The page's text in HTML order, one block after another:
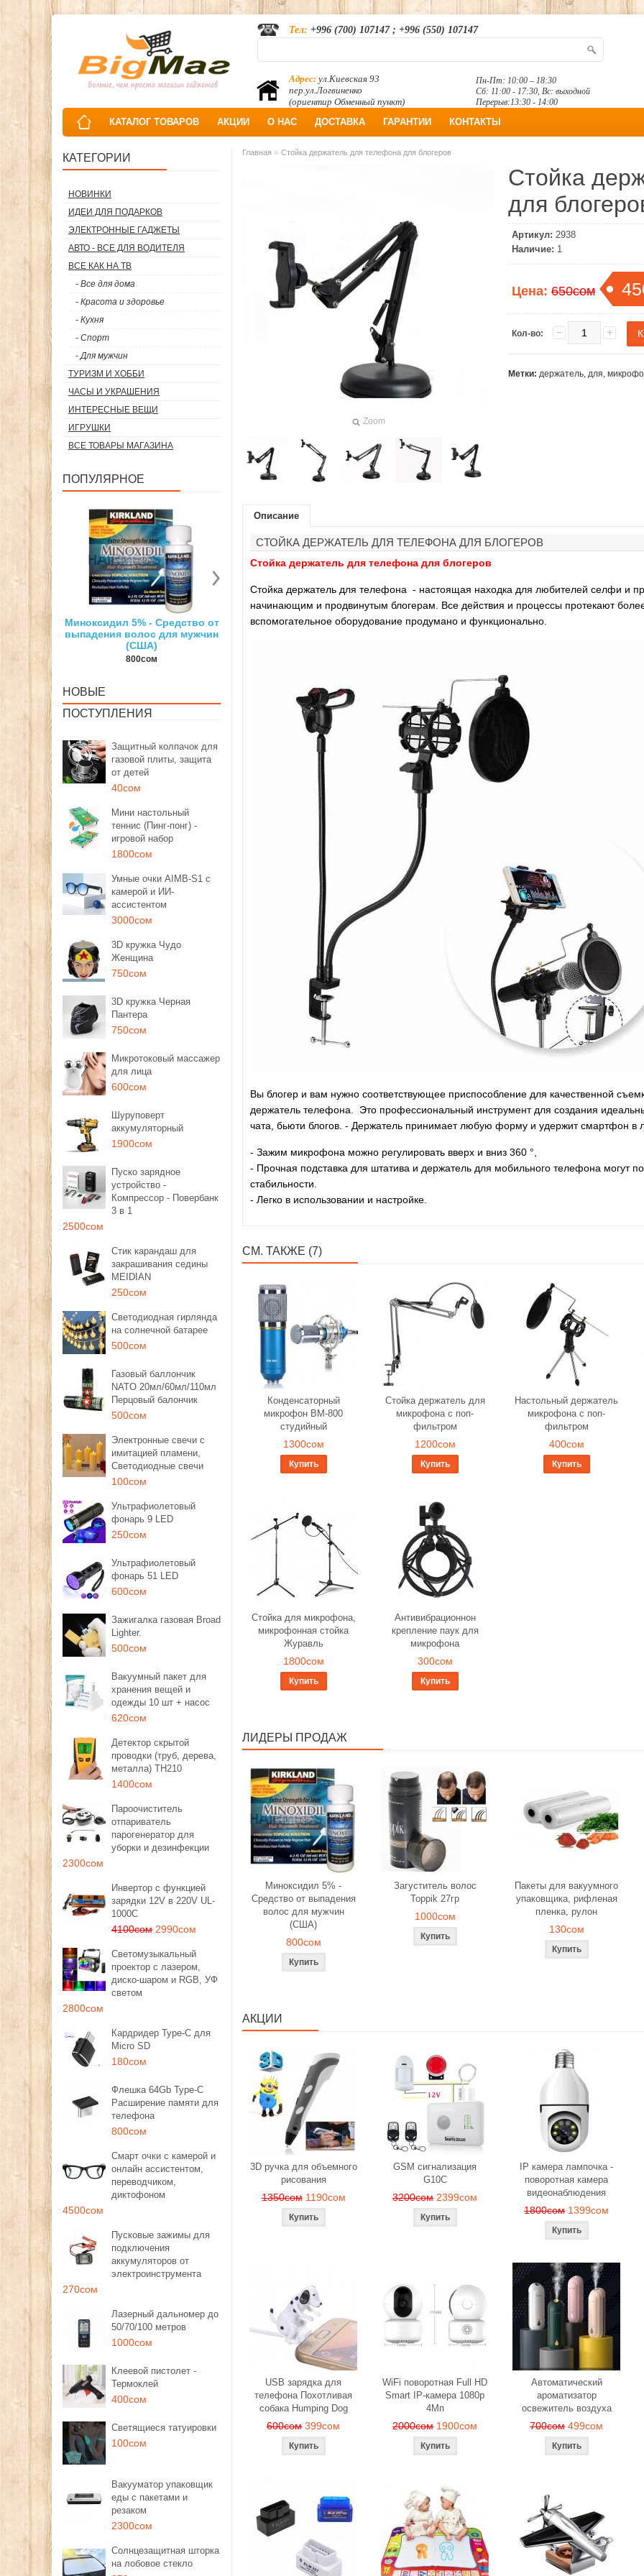
Адрес: ул.Киевская 93
пер.ул.Логвиненко
(ориентир Обменный пункт)
Тел: +996 (700) 107147 ; +996 (550) 107147
Пн-Пт: 10:00 – 18:30
Сб: 11:00 - 17:30, Вс: выходной
Перерыв:13:30 - 14:00
КАТАЛОГ ТОВАРОВ АКЦИИ О НАС ДОСТАВКА ГАРАНТИИ КОНТАКТЫ
КАТЕГОРИИ
НОВИНКИ
ИДЕИ ДЛЯ ПОДАРКОВ
ЭЛЕКТРОННЫЕ ГАДЖЕТЫ
АВТО - ВСЕ ДЛЯ ВОДИТЕЛЯ
ВСЕ КАК НА ТВ
- Все для дома
- Красота и здоровье
- Кухня
- Спорт
- Для мужчин
ТУРИЗМ И ХОББИ
ЧАСЫ И УКРАШЕНИЯ
ИНТЕРЕСНЫЕ ВЕЩИ
ИГРУШКИ
ВСЕ ТОВАРЫ МАГАЗИНА
ПОПУЛЯРНОЕ
5% - Средство от
волос для мужчин
800сом
Суперсильный неодимовый
магнит
3D ручка для объемного
Загуститель волос Toppik
НОВЫЕ
ПОСТУПЛЕНИЯ
Защитный колпачок для
газовой плиты, защита
от детей
40сом
Мини настольный
теннис (Пинг-понг) -
игровой набор
1800сом
Умные очки AIMB-S1 с
камерой и ИИ-
ассистентом
3000сом
3D кружка Чудо
Женщина
750сом
3D кружка Черная
Пантера
750сом
Микротоковый массажер
для лица
600сом
Шуруповерт
аккумуляторный
1900сом
Пуско зарядное
устройство -
Компрессор - Повербанк
3 в 1
2500сом
Стик карандаш для
закрашивания седины
MEIDIAN
250сом
Светодиодная гирлянда
на солнечной батарее
500сом
Газовый баллончик
NATO 20мл/60мл/110мл
Перцовый балончик
500сом
Электронные свечи с
имитацией пламени,
Светодиодные свечи
100сом
Ультрафиолетовый
фонарь 9 LED
250сом
Ультрафиолетовый
фонарь 51 LED
600сом
Зажигалка газовая Broad
Lighter.
500сом
Вакуумный пакет для
хранения вещей и
одежды 10 шт + насос
620сом
Детектор скрытой
проводки (труб, дерева,
металла) TH210
1400сом
Пароочиститель
отпариватель
парогенератор для
уборки и дезинфекции
2300сом
Инвертор с функцией
зарядки 12V в 220V UL-
1000C
4100сом 2990сом
Светомузыкальный
проектор с лазером,
диско-шаром и RGB, УФ
светом
2800сом
Кардридер Type-C для
Micro SD
180сом
Флешка 64Gb Type-C
Расширение памяти для
телефона
800сом
Смарт очки с камерой и
онлайн ассистентом,
переводчиком,
диктофоном
4500сом
Пусковые зажимы для
подключения
аккумуляторов от
электроинструмента
270сом
Лазерный дальномер до
50/70/100 метров
1000сом
Клеевой пистолет -
Термоклей
400сом
Светящиеся татуировки
100сом
Вакууматор упаковщик
еды с пакетами и
резаком
2300сом
Солнцезащитная шторка
на лобовое стекло
Главная » Стойка держатель для телефона для блогеров
Zoom
Стойка
для
Артикул: 2938
Наличие: 1
Цена: 650сом
Кол-во:
Метки: держатель, для,
Описание
СТОЙКА ДЕРЖАТЕЛЬ ДЛЯ ТЕЛЕФОНА ДЛЯ БЛОГЕРОВ
Стойка держатель для телефона для блогеров
Стойка держатель для телефона - настоящая находка для любителей селфи и
начинающим и продвинутым блогерам. Все действия и процессы протекают
вспомогательное оборудование продумано и функционально.
Вы блогер и вам нужно соответствующее приспособление для качественной
держатель телефона. Это профессиональный инструмент для создания
чата, бьюти блогов. - Держатель принимает любую форму и удержит смартфон в
- Зажим микрофона можно регулировать вверх и вниз 360 °,
- Прочная подставка для штатива и держатель для мобильного телефона могут
стабильности.
- Легко в использовании и настройке.
СМ. ТАКЖЕ (7)
Конденсаторный
микрофон BM-800
студийный
1300сом
Купить
Стойка держатель для
микрофона с поп-
фильтром
1200сом
Купить
Настольный держатель
микрофона с поп-
фильтром
400сом
Купить
Стойка для микрофона,
микрофонная стойка
Журавль
1800сом
Купить
Антивибрационнон
крепление паук для
микрофона
300сом
Купить
ЛИДЕРЫ ПРОДАЖ
Миноксидил 5% -
Средство от выпадения
волос для мужчин
(США)
800сом
Загуститель волос
Toppik 27гр
1000сом
Пакеты для вакуумного
упаковщика, рифленая
пленка, рулон
130сом
АКЦИИ
3D ручка для объемного
рисования
1350сом 1190сом
GSM сигнализация
G10C
3200сом 2399сом
IP камера лампочка -
поворотная камера
видеонаблюдения
1800сом 1399сом
USB зарядка для
телефона Похотливая
собака Humping Dog
600сом 399сом
WiFi поворотная Full HD
Smart IP-камера 1080p
4Мп
2000сом 1900сом
Автоматический
ароматизатор
освежитель воздуха
700сом 499сом